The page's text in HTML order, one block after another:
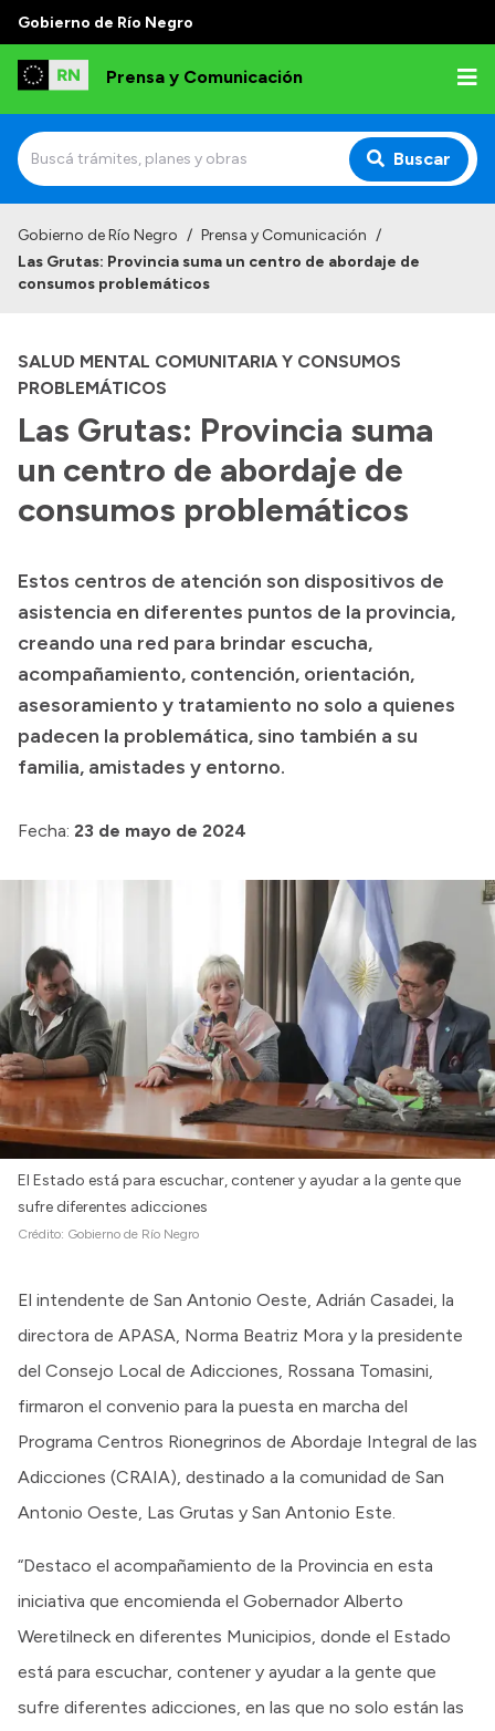
Gobierno de Río Negro
Prensa y Comunicación
Buscar
Institucional
Referentes de prensa
Archivo de noticias
Boletín Oficial
Compras y licitaciones
Consulta de expedientes
Consulta de pago a proveedores
Convocatorias
Gobierno de Río Negro / Prensa y Comunicación /
Las Grutas: Provincia suma un centro de abordaje de
consumos problemáticos
SALUD MENTAL COMUNITARIA Y CONSUMOS
PROBLEMÁTICOS
Las Grutas: Provincia suma
un centro de abordaje de
consumos problemáticos
Estos centros de atención son dispositivos de
asistencia en diferentes puntos de la provincia,
creando una red para brindar escucha,
acompañamiento, contención, orientación,
asesoramiento y tratamiento no solo a quienes
padecen la problemática, sino también a su
familia, amistades y entorno.
Fecha: 23 de mayo de 2024
El Estado está para escuchar, contener y ayudar a la gente que
sufre diferentes adicciones
Crédito: Gobierno de Río Negro
El intendente de San Antonio Oeste, Adrián Casadei, la
directora de APASA, Norma Beatriz Mora y la presidente
del Consejo Local de Adicciones, Rossana Tomasini,
firmaron el convenio para la puesta en marcha del
Programa Centros Rionegrinos de Abordaje Integral de las
Adicciones (CRAIA), destinado a la comunidad de San
Antonio Oeste, Las Grutas y San Antonio Este.
“Destaco el acompañamiento de la Provincia en esta
iniciativa que encomienda el Gobernador Alberto
Weretilneck en diferentes Municipios, donde el Estado
está para escuchar, contener y ayudar a la gente que
sufre diferentes adicciones, en las que no solo están las